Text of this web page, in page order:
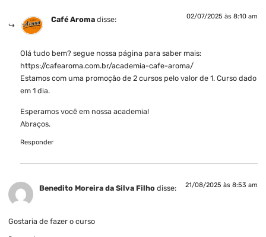
Café Aroma disse: 02/07/2025 às 8:10 am
Olá tudo bem? segue nossa página para saber mais:
https://cafearoma.com.br/academia-cafe-aroma/
Estamos com uma promoção de 2 cursos pelo valor de 1. Curso dado
em 1 dia.
Esperamos você em nossa academia!
Abraços.
Responder
Benedito Moreira da Silva Filho disse: 21/08/2025 às 8:53 am
Gostaria de fazer o curso